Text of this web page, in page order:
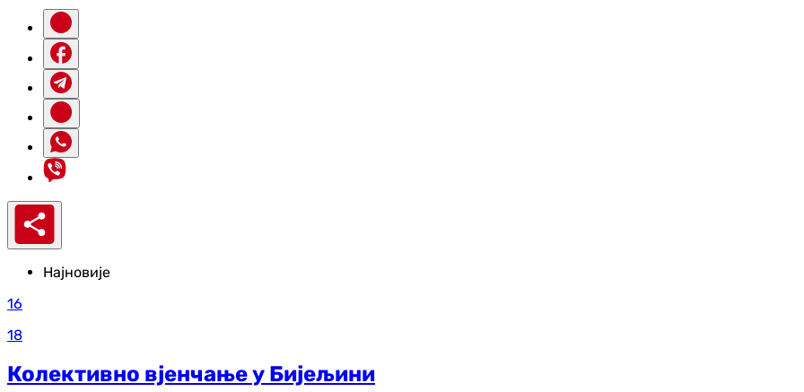
Најновије
16
18
Колективно вјенчање у Бијељини